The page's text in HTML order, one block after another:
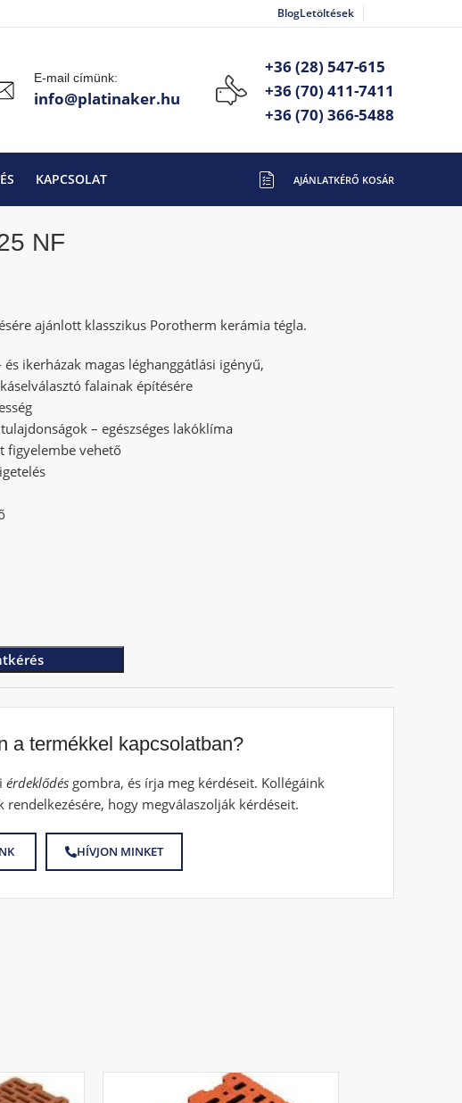
BlogLetöltések
E-mail címünk:
info@platinaker.hu
+36 (28) 547-615
+36 (70) 411-7411
+36 (70) 366-5488
KAPCSOLAT
NF
ajánlott klasszikus Porotherm kerámia tégla.
ikerházak magas léghanggátlási igényű,
falainak építésére
– egészséges lakóklíma
figyelembe vehető
a termékkel kapcsolatban?
érdeklődés gombra, és írja meg kérdéseit. Kollégáink
rendelkezésére, hogy megválaszolják kérdéseit.
HÍVJON MINKET